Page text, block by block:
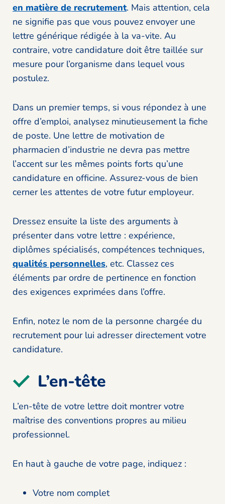
en matière de recrutement. Mais attention, cela
ne signifie pas que vous pouvez envoyer une
lettre générique rédigée à la va-vite. Au
contraire, votre candidature doit être taillée sur
mesure pour l’organisme dans lequel vous
postulez.
Dans un premier temps, si vous répondez à une
offre d’emploi, analysez minutieusement la fiche
de poste. Une lettre de motivation de
pharmacien d’industrie ne devra pas mettre
l’accent sur les mêmes points forts qu’une
candidature en officine. Assurez-vous de bien
cerner les attentes de votre futur employeur.
Dressez ensuite la liste des arguments à
présenter dans votre lettre : expérience,
diplômes spécialisés, compétences techniques,
qualités personnelles, etc. Classez ces
éléments par ordre de pertinence en fonction
des exigences exprimées dans l’offre.
Enfin, notez le nom de la personne chargée du
recrutement pour lui adresser directement votre
candidature.
L’en-tête
L’en-tête de votre lettre doit montrer votre
maîtrise des conventions propres au milieu
professionnel.
En haut à gauche de votre page, indiquez :
Votre nom complet